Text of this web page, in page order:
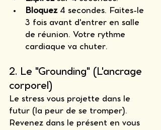
Bloquez 4 secondes. Faites-le
3 fois avant d'entrer en salle
de réunion. Votre rythme
cardiaque va chuter.
2. Le "Grounding" (L'ancrage
corporel)
Le stress vous projette dans le
futur (la peur de se tromper).
Revenez dans le présent en vous